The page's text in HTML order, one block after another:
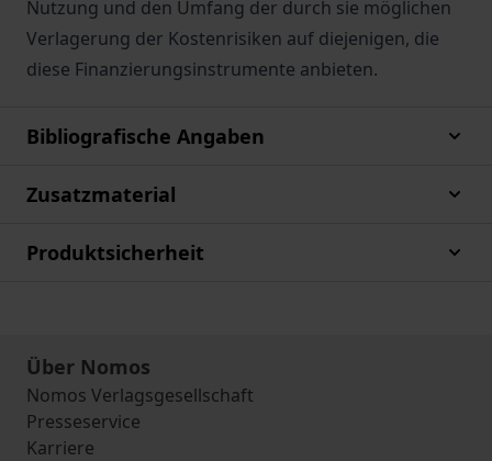
Nutzung und den Umfang der durch sie möglichen
Verlagerung der Kostenrisiken auf diejenigen, die
diese Finanzierungsinstrumente anbieten.
Bibliografische Angaben
Zusatzmaterial
Produktsicherheit
Über Nomos
Nomos Verlagsgesellschaft
Presseservice
Karriere